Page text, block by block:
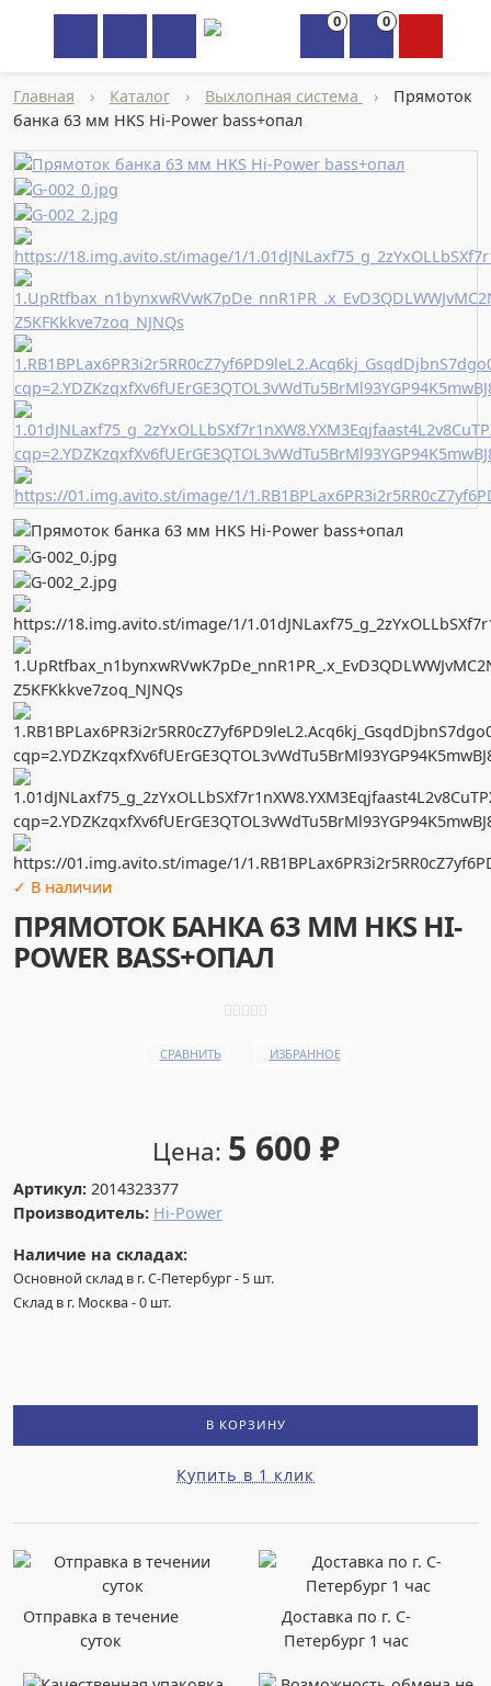
0 0
×
Главная › Каталог › Выхлопная система ›
Прямоток
банка 63 мм HKS Hi-Power bass+опал
✓ В наличии
ПРЯМОТОК БАНКА 63 ММ HKS HI-
POWER BASS+ОПАЛ
СРАВНИТЬ ИЗБРАННОЕ
Цена: 5 600 ₽
Артикул: 2014323377
Производитель: Hi-Power
Наличие на складах:
Основной склад в г. С-Петербург-5 шт.
Склад в г. Москва -0 шт.
В КОРЗИНУ
Купить в 1 клик
Отправка в течение
суток
Доставка по г. С-
Петербург 1 час